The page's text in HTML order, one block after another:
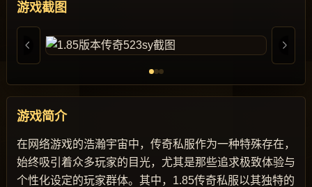
游戏截图
游戏简介
在网络游戏的浩瀚宇宙中，传奇私服作为一种特殊存在，
始终吸引着众多玩家的目光，尤其是那些追求极致体验与
个性化设定的玩家群体。其中，1.85传奇私服以其独特的